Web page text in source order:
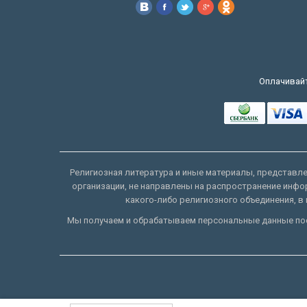
Религиозная литература и иные материалы,
организации, не направлены на распространение
какого-либо религиозного объединения,
Мы получаем и обрабатываем персональные данные